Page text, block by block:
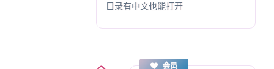
目录有中文也能打开
会员